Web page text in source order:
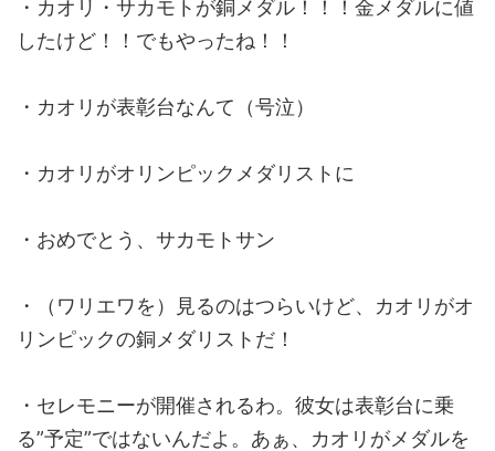
・カオリ・サカモトが銅メダル！！！金メダルに値
したけど！！でもやったね！！
・カオリが表彰台なんて（号泣）
・カオリがオリンピックメダリストに
・おめでとう、サカモトサン
・（ワリエワを）見るのはつらいけど、カオリがオ
リンピックの銅メダリストだ！
・セレモニーが開催されるわ。彼女は表彰台に乗
る”予定”ではないんだよ。あぁ、カオリがメダルを